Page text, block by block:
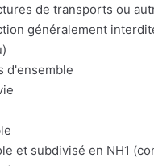
de transports ou
généralement
d'ensemble
et subdivisé en NH1